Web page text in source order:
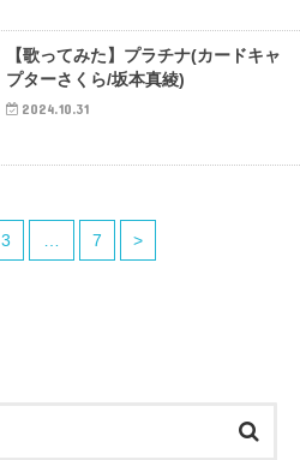
【歌ってみた】プラチナ(カードキャ
プターさくら/坂本真綾)
2024.10.31
3 7 >